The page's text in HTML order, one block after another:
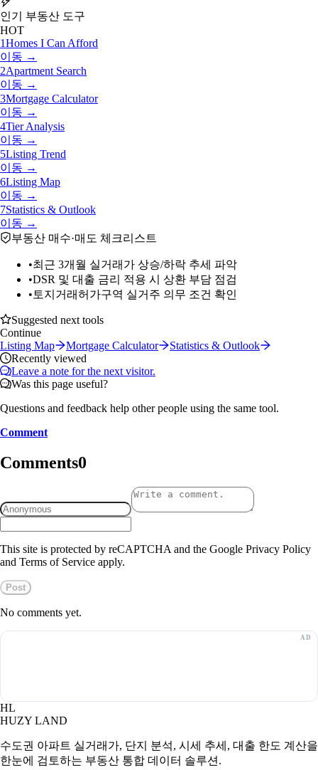
인기 부동산 도구
HOT
1Homes I Can Afford
이동 →
2Apartment Search
이동 →
3Mortgage Calculator
이동 →
4Tier Analysis
이동 →
5Listing Trend
이동 →
6Listing Map
이동 →
7Statistics & Outlook
이동 →
부동산 매수·매도 체크리스트
•최근 3개월 실거래가 상승/하락 추세 파악
•DSR 및 대출 금리 적용 시 상환 부담 점검
• 토지거래허가구역 실거주 의무 조건 확인
Suggested next tools
Continue
Listing Map
Mortgage Calculator
Statistics & Outlook
Recently viewed
Leave a note for the next visitor.
Was this page useful?
Questions and feedback help other people using the same tool.
Comment
Comments0
This site is protected by reCAPTCHA and the Google Privacy Policy
and Terms of Service apply.
Post
No comments yet.
HL
HUZY LAND
수도권 아파트 실거래가, 단지 분석, 시세 추세, 대출 한도 계산을
한눈에 검토하는 부동산 통합 데이터 솔루션.